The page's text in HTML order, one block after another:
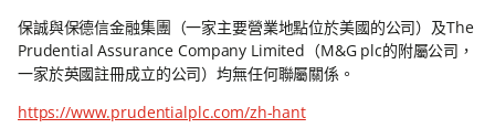
保誠與保德信金融集團（一家主要營業地點位於美國的公司）及The
Prudential Assurance Company Limited（M&G plc的附屬公司，
一家於英國註冊成立的公司）均無任何聯屬關係。
https://www.prudentialplc.com/zh-hant